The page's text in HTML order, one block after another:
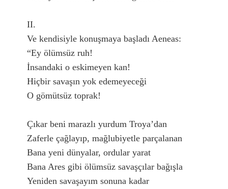
II.
Ve kendisiyle konuşmaya başladı Aeneas:
“Ey ölümsüz ruh!
İnsandaki o eskimeyen kan!
Hiçbir savaşın yok edemeyeceği
O gömütsüz toprak!
Çıkar beni marazlı yurdum Troya’dan
Zaferle çağlayıp, mağlubiyetle parçalanan
Bana yeni dünyalar, ordular yarat
Bana Ares gibi ölümsüz savaşçılar bağışla
Yeniden savaşayım sonuna kadar